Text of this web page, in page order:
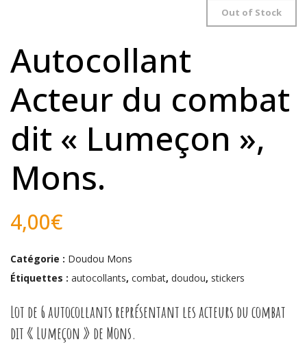
Out of Stock
Autocollant
Acteur du combat
dit « Lumeçon »,
Mons.
4,00€
Catégorie : Doudou Mons
Étiquettes : autocollants, combat, doudou, stickers
Lot de 6 autocollants représentant les acteurs du combat
dit « Lumeçon » de Mons.